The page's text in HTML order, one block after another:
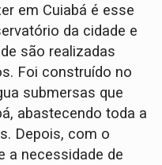
em Cuiabá é esse
da cidade e
são realizadas
Foi construído no
submersas que
abastecendo toda a
Depois, com o
a necessidade de